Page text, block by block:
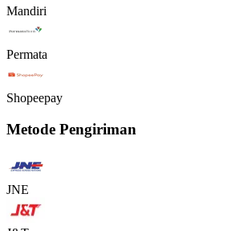
Mandiri
Permata
Shopeepay
Metode Pengiriman
JNE